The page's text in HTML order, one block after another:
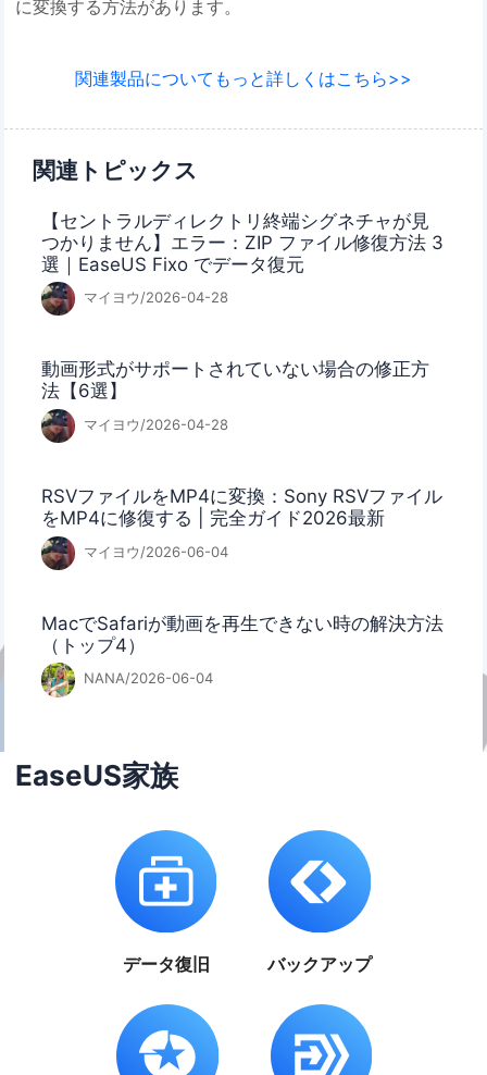
に変換する方法があります。
関連製品についてもっと詳しくはこちら>>
関連トピックス
【セントラルディレクトリ終端シグネチャが見
つかりません】エラー：ZIP ファイル修復方法 3
選｜EaseUS Fixo でデータ復元
マイヨウ/2026-04-28
動画形式がサポートされていない場合の修正方
法【6選】
マイヨウ/2026-04-28
RSVファイルをMP4に変換：Sony RSVファイル
をMP4に修復する | 完全ガイド2026最新
マイヨウ/2026-06-04
MacでSafariが動画を再生できない時の解決方法
（トップ4）
NANA/2026-06-04
EaseUS家族
データ復旧 バックアップ